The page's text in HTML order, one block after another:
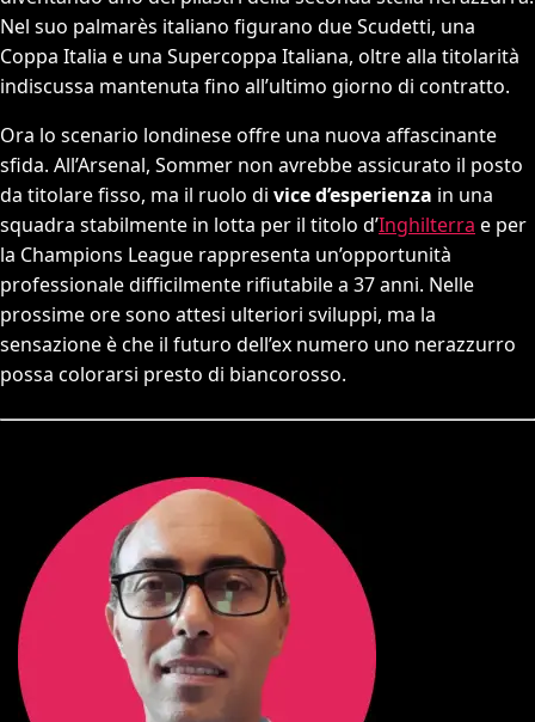
Nel suo palmarès italiano figurano due Scudetti, una
Coppa Italia e una Supercoppa Italiana, oltre alla titolarità
indiscussa mantenuta fino all’ultimo giorno di contratto.
Ora lo scenario londinese offre una nuova affascinante
sfida. All’Arsenal, Sommer non avrebbe assicurato il posto
da titolare fisso, ma il ruolo di vice d’esperienza in una
squadra stabilmente in lotta per il titolo d’Inghilterra e per
la Champions League rappresenta un’opportunità
professionale difficilmente rifiutabile a 37 anni. Nelle
prossime ore sono attesi ulteriori sviluppi, ma la
sensazione è che il futuro dell’ex numero uno nerazzurro
possa colorarsi presto di biancorosso.